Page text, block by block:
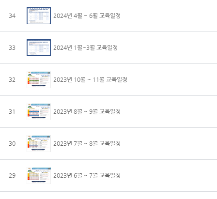
34 2024년 4월 ~ 6월 교육일정
33 2024년 1월~3월 교육일정
32 2023년 10월 ~ 11월 교육일정
31 2023년 8월 ~ 9월 교육일정
30 2023년 7월 ~ 8월 교육일정
29 2023년 6월 ~ 7월 교육일정